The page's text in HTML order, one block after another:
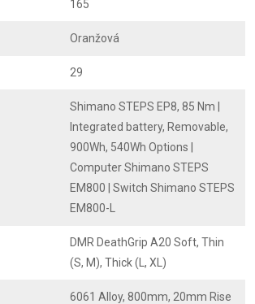
165
Oranžová
29
Shimano STEPS EP8, 85 Nm |
Integrated battery, Removable,
900Wh, 540Wh Options |
Computer Shimano STEPS
EM800 | Switch Shimano STEPS
EM800-L
DMR DeathGrip A20 Soft, Thin
(S, M), Thick (L, XL)
6061 Alloy, 800mm, 20mm Rise